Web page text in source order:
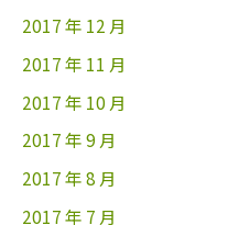
2017 年 12 月
2017 年 11 月
2017 年 10 月
2017 年 9 月
2017 年 8 月
2017 年 7 月